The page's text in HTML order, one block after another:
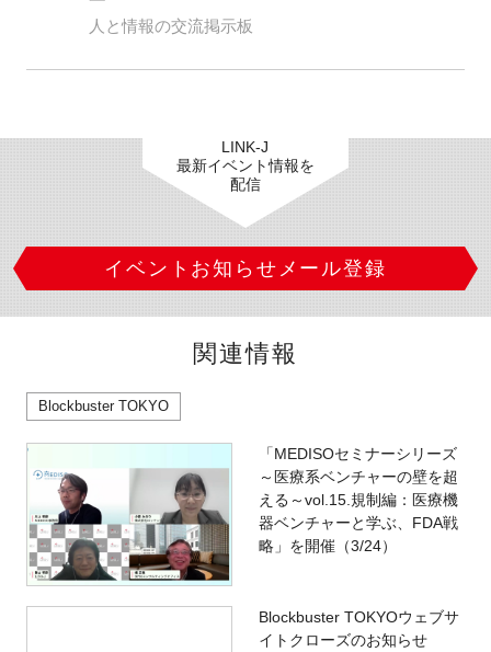
人と情報の交流掲示板
LINK-J
最新イベント情報を
配信
イベントお知らせメール登録
関連情報
Blockbuster TOKYO
「MEDISOセミナーシリーズ
～医療系ベンチャーの壁を超
える～vol.15.規制編：医療機
器ベンチャーと学ぶ、FDA戦
略」を開催（3/24）
Blockbuster TOKYOウェブサ
イトクローズのお知らせ